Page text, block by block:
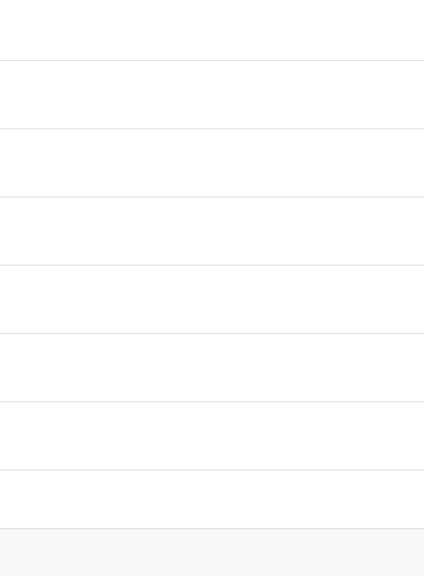
Ile de France
Normandie Appartements de Vacances à Sud de la
Ile de France
Normandie Appartements de Vacances à Sud de la
Ile de France
Normandie Appartements de Vacances à Sud de la
Ile de France
Normandie Appartements de Vacances à Sud de la
Ile de France
Normandie Appartements de Vacances à Sud de la
Ile de France
Normandie Appartements de Vacances à Sud de la